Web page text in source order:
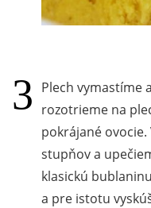
Plech vymastíme
rozotrieme na
pokrájané
stupňov a
klasickú
a pre istotu